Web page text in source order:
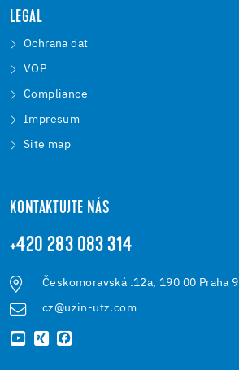
LEGAL
Ochrana dat
VOP
Compliance
Impresum
Site map
KONTAKTUJTE NÁS
+420 283 083 314
Českomoravská .12a, 190 00 Praha 9
cz@uzin-utz.com